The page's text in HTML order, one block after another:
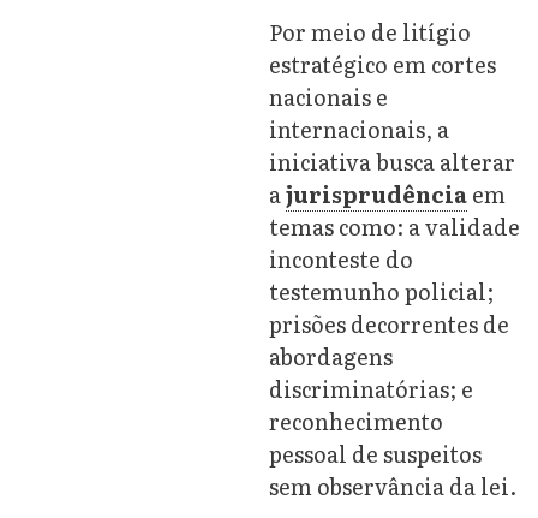
Por meio de litígio
estratégico em cortes
nacionais e
internacionais, a
iniciativa busca alterar
ajurisprudênciaem
temas como: a validade
inconteste do
testemunho policial;
prisões decorrentes de
abordagens
discriminatórias; e
reconhecimento
pessoal de suspeitos
sem observância da lei.